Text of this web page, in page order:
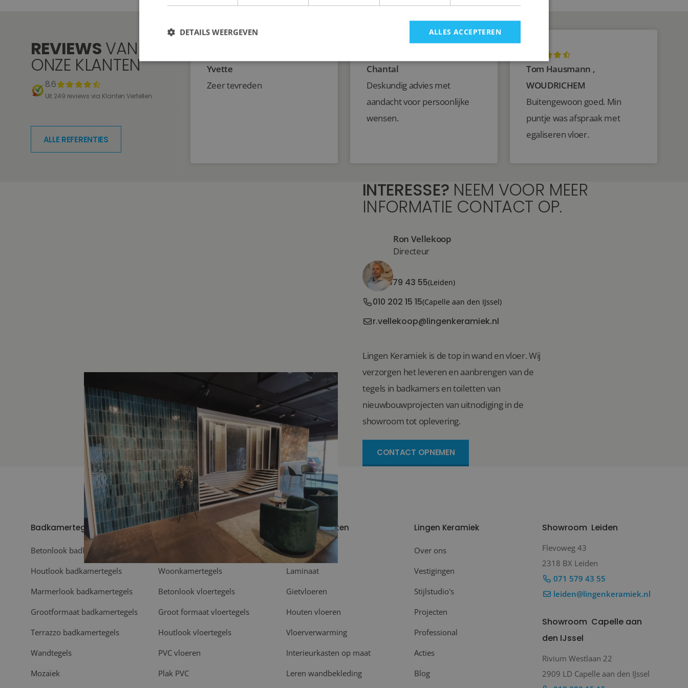
REVIEWS VAN
ONZE KLANTEN
8.6
Uit 249 reviews via Klanten Vertellen
ALLE REFERENTIES
Yvette
Zeer tevreden
Chantal
Deskundig advies met
aandacht voor persoonlijke
wensen.
Tom Hausmann ,
WOUDRICHEM
Buitengewoon goed. Min
puntje was afspraak met
egaliseren vloer.
INTERESSE? NEEM VOOR MEER
INFORMATIE CONTACT OP.
Ron Vellekoop
Directeur
071 579 43 55(Leiden)
010 202 15 15(Capelle aan den IJssel)
r.vellekoop@lingenkeramiek.nl
Lingen Keramiek is de top in wand en vloer. Wij
verzorgen het leveren en aanbrengen van de
tegels in badkamers en toiletten van
nieuwbouwprojecten van uitnodiging in de
showroom tot oplevering.
CONTACT OPNEMEN
Badkamertegels
Betonlook badkamertegels
Houtlook badkamertegels
Marmerlook badkamertegels
Grootformaat badkamertegels
Terrazzo badkamertegels
Wandtegels
Mozaïek
Woonkamertegels
Betonlook vloertegels
Groot formaat vloertegels
Houtlook vloertegels
PVC vloeren
Plak PVC
Meer producten
Plinten
Laminaat
Gietvloeren
Houten vloeren
Vloerverwarming
Interieurkasten op maat
Leren wandbekleding
Lingen Keramiek
Over ons
Vestigingen
Stijlstudio's
Projecten
Professional
Acties
Blog
Showroom Leiden
Flevoweg 43
2318 BX Leiden
071 579 43 55
leiden@lingenkeramiek.nl
Showroom Capelle aan
den IJssel
Rivium Westlaan 22
2909 LD Capelle aan den IJssel
ALLES ACCEPTEREN
DETAILS WEERGEVEN